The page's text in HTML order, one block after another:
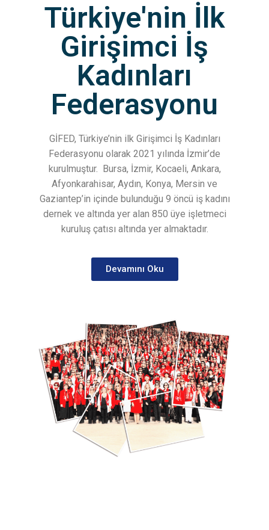
Türkiye'nin İlk
Girişimci İş
Kadınları
Federasyonu
GİFED, Türkiye’nin ilk Girişimci İş Kadınları
Federasyonu olarak 2021 yılında İzmir’de
kurulmuştur. Bursa, İzmir, Kocaeli, Ankara,
Afyonkarahisar, Aydın, Konya, Mersin ve
Gaziantep’in içinde bulunduğu 9 öncü iş kadını
dernek ve altında yer alan 850 üye işletmeci
kuruluş çatısı altında yer almaktadır.
Devamını Oku